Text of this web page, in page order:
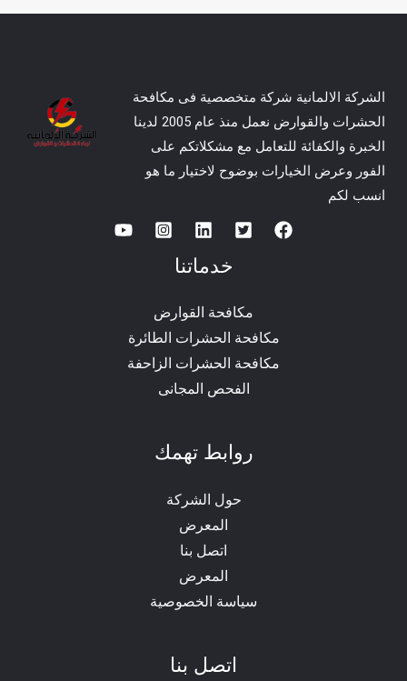
الشركة الالمانية شركة متخصصية فى مكافحة
الحشرات والقوارض نعمل منذ عام 2005 لدينا
الخبرة والكفائة للتعامل مع مشكلاتكم على
الفور وعرض الخيارات بوضوح لاختيار ما هو
انسب لكم
خدماتنا
مكافحة القوارض
مكافحة الحشرات الطائرة
مكافحة الحشرات الزاحفة
الفحص المجانى
روابط تهمك
حول الشركة
المعرض
اتصل بنا
المعرض
سياسة الخصوصية
اتصل بنا